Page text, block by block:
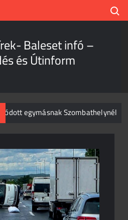
Baleset infó –
és Útinform
egymásnak Szombathelynél